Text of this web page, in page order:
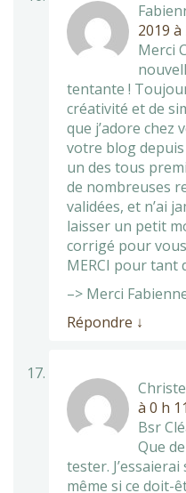
2019
Merci
tentante !
créativité et de
que j’adore chez
votre blog
un des tous
de nombreuses
validées, et n’ai
laisser un petit
corrigé pour
MERCI pour tant
–> Merci
Répondre ↓
à 0 h
Bsr
Que
tester.
même si ce doit-